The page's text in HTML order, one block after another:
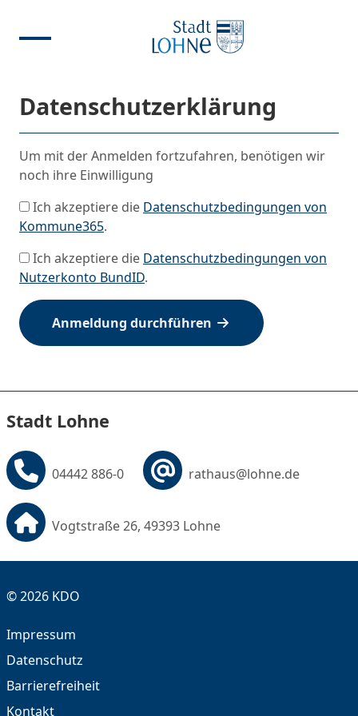
Datenschutzerklärung
Um mit der Anmelden fortzufahren, benötigen wir
noch ihre Einwilligung
Ich akzeptiere die Datenschutzbedingungen von
Kommune365.
Ich akzeptiere die Datenschutzbedingungen von
Nutzerkonto BundID.
Anmeldung durchführen
Stadt Lohne
04442 886-0 rathaus@lohne.de
Vogtstraße 26, 49393 Lohne
© 2026 KDO
Impressum
Datenschutz
Barrierefreiheit
Kontakt